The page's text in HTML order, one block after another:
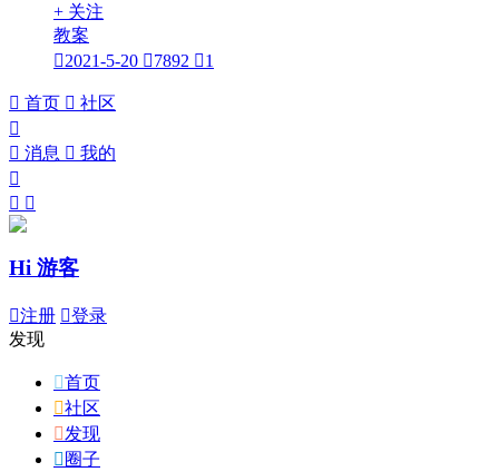
+ 关注
教案
2021-5-20 7892 1
 首页  社区

 消息  我的

 
Hi 游客
注册 登录
发现
首页
社区
发现
 圈子